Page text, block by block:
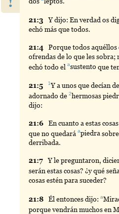
21:3 Ydijo: En verdad os
echó más que todos.
21:4 Porquetodos aquéllos
ofrendas de lo que les sobra;
echó todo elasustento que
21:5 1Ya unos que decían
adornado de2hermosas
dijo:
21:6 Encuanto a estas
que no quedaráapiedra
derribada.
21:7 Yle preguntaron,
serán estas cosas? ¿y qué
cosas estén para suceder?
21:8 Él entonces dijo:a
porque vendrán muchos en